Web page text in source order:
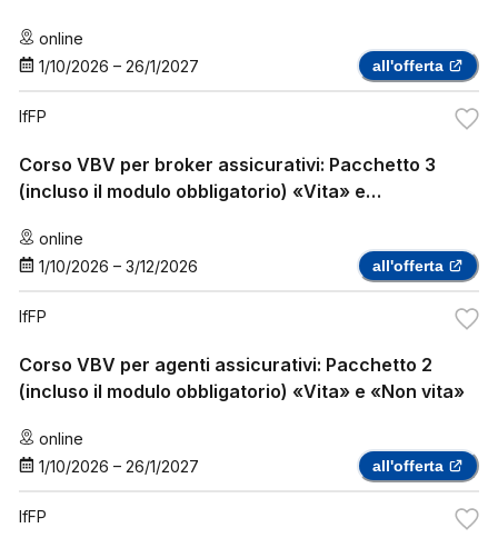
online
1/10/2026 – 26/1/2027 all'offerta
IfFP
Corso VBV per broker assicurativi: Pacchetto 3
(incluso il modulo obbligatorio) «Vita» e
online
1/10/2026 – 3/12/2026 all'offerta
IfFP
Corso VBV per agenti assicurativi: Pacchetto 2
(incluso il modulo obbligatorio) «Vita» e «Non vita»
online
1/10/2026 – 26/1/2027 all'offerta
IfFP